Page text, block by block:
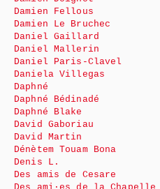
Damien Fellous
Damien Le Bruchec
Daniel Gaillard
Daniel Mallerin
Daniel Paris-Clavel
Daniela Villegas
Daphné
Daphné Bédinadé
Daphné Blake
David Gaboriau
David Martin
Dénètem Touam Bona
Denis L.
Des amis de Cesare